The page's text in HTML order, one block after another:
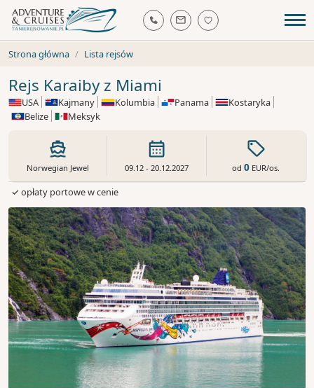
Strona główna Lista rejsów
Rejs Karaiby z Miami
USA Kajmany Kolumbia Panama
Kostaryka
Belize
Meksyk
Norwegian Jewel 09.12 - 20.12.2027 od0 EUR/os.
✓ opłaty portowe w cenie